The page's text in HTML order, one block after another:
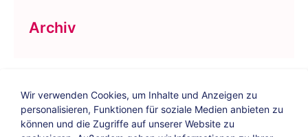
Archiv
Wir verwenden Cookies, um Inhalte und Anzeigen zu
personalisieren, Funktionen für soziale Medien anbieten zu
können und die Zugriffe auf unserer Website zu